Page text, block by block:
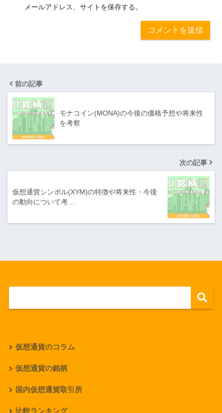
メールアドレス、サイトを保存する。
前の記事
モナコイン(MONA)の今後の価格予想や将来性
を考察
次の記事
仮想通貨シンボル(XYM)の特徴や将来性・今後
の動向について考…
仮想通貨のコラム
仮想通貨の銘柄
国内仮想通貨取引所
比較ランキング